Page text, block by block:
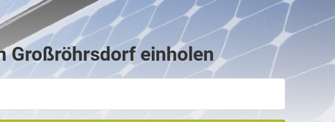
Großröhrsdorf einholen